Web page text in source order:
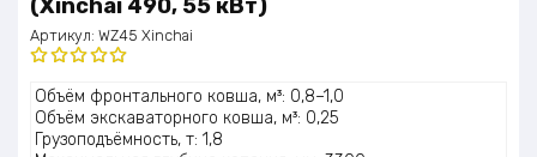
(Xinchai 490, 55 кВт)
Артикул: WZ45 Xinchai
Оценка
5.00 из 5
Объём фронтального ковша, м³: 0,8–1,0
Объём экскаваторного ковша, м³: 0,25
Грузоподъёмность, т: 1,8